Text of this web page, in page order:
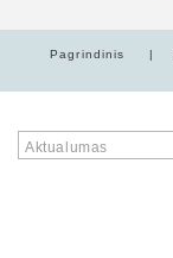
Pagrindinis
Aktualumas